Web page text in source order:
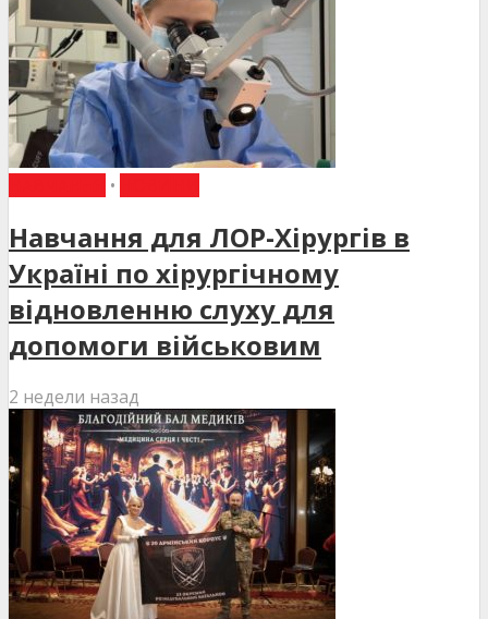
•
Навчання для ЛОР-Хірургів в
Україні по хірургічному
відновленню слуху для
допомоги військовим
2 недели назад